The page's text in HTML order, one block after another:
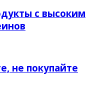
с высоким
не покупайте